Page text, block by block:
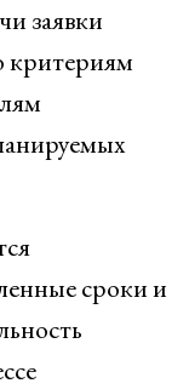
заявки
критериям
сроки и